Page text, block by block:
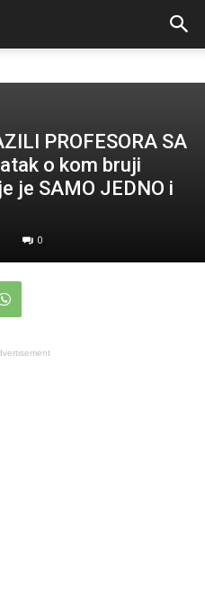
PROFESORA SA
o kom bruji
je SAMO JEDNO i
0